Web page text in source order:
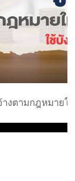
งตามกฎหมาย